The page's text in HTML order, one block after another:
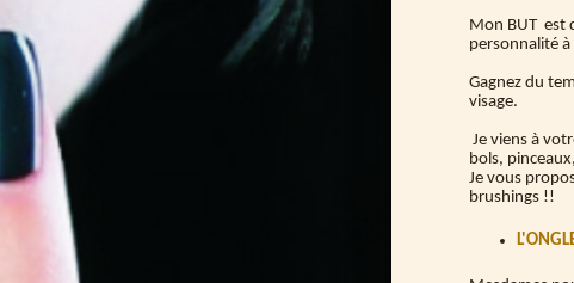
Mon BUT est
personnalité
Gagnez du
visage.
Je viens à
bols,
Je vous
brushings !!